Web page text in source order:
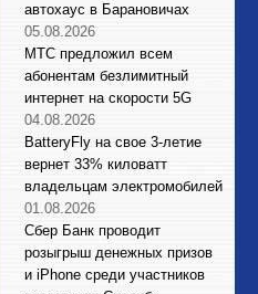
автохаус в Барановичах
05.08.2026
МТС предложил всем
абонентам безлимитный
интернет на скорости 5G
04.08.2026
BatteryFly на свое 3-летие
вернет 33% киловатт
владельцам электромобилей
01.08.2026
Сбер Банк проводит
розыгрыш денежных призов
и iPhone среди участников